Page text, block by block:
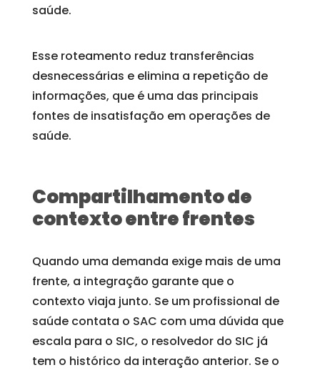
saúde.
Esse roteamento reduz transferências
desnecessárias e elimina a repetição de
informações, que é uma das principais
fontes de insatisfação em operações de
saúde.
Compartilhamento de
contexto entre frentes
Quando uma demanda exige mais de uma
frente, a integração garante que o
contexto viaja junto. Se um profissional de
saúde contata o SAC com uma dúvida que
escala para o SIC, o resolvedor do SIC já
tem o histórico da interação anterior. Se o